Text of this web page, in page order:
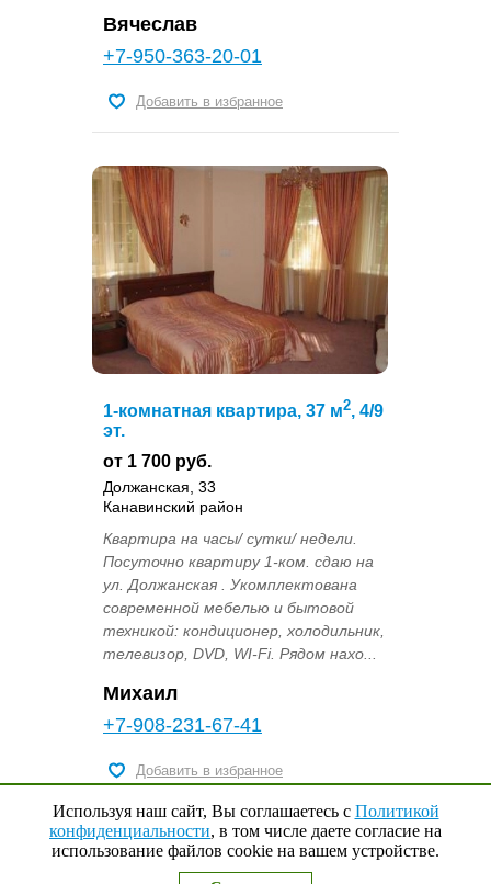
Вячеслав
+7-950-363-20-01
Добавить в избранное
1-комнатная квартира, 37 м2, 4/9
эт.
от 1 700 руб.
Должанская, 33
Канавинский район
Квартира на часы/ сутки/ недели.
Посуточно квартиру 1-ком. сдаю на
ул. Должанская . Укомплектована
современной мебелью и бытовой
техникой: кондиционер, холодильник,
телевизор, DVD, WI-Fi. Рядом нахо...
Михаил
+7-908-231-67-41
Добавить в избранное
Используя наш сайт, Вы соглашаетесь с Политикой
конфиденциальности, в том числе даете согласие на
использование файлов cookie на вашем устройстве.
Выбранные квартиры 0 Наверх